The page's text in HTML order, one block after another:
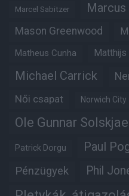
Marcel Sabitzer
Mason Greenwood
Matheus Cunha
Michael Carrick
Női csapat Norwich City
Ole Gunnar
Patrick Dorgu Paul
Pénzügyek Phil